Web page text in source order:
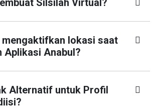
Silsilah Virtual?
mengaktifkan lokasi saat
Aplikasi Anabul?
Alternatif untuk Profil